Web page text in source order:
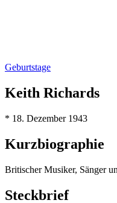
Geburtstage
Keith Richards
* 18. Dezember 1943
Kurzbiographie
Britischer Musiker, Sänger
Steckbrief